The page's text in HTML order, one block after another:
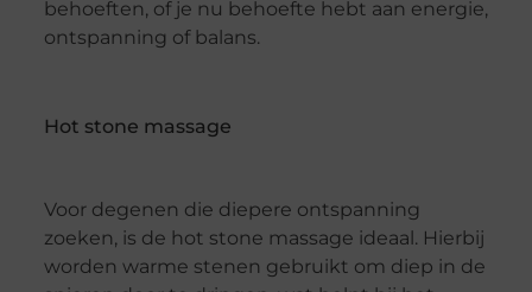
behoeften, of je nu behoefte hebt aan energie,
ontspanning of balans.
Hot stone massage
Voor degenen die diepere ontspanning
zoeken, is de hot stone massage ideaal. Hierbij
worden warme stenen gebruikt om diep in de